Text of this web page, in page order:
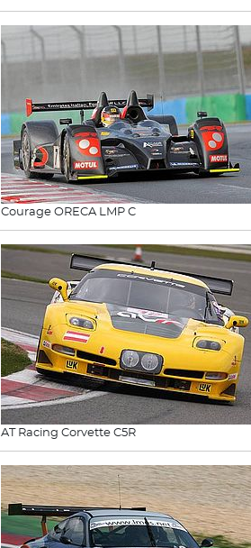
Courage ORECA LMP C
AT Racing Corvette C5R